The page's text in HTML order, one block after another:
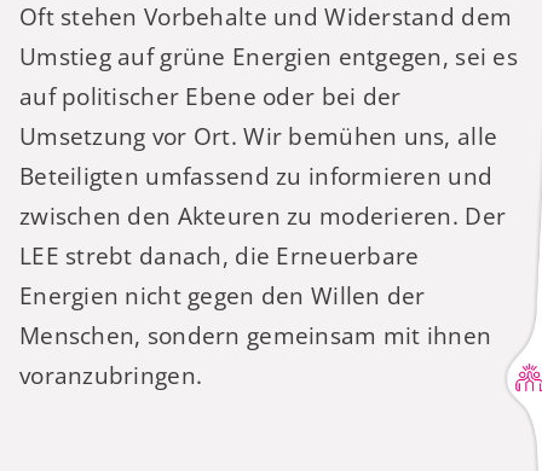
Oft stehen Vorbehalte und Widerstand dem
Umstieg auf grüne Energien entgegen, sei es
auf politischer Ebene oder bei der
Umsetzung vor Ort. Wir bemühen uns, alle
Beteiligten umfassend zu informieren und
zwischen den Akteuren zu moderieren. Der
LEE strebt danach, die Erneuerbare
Energien nicht gegen den Willen der
Menschen, sondern gemeinsam mit ihnen
voranzubringen.